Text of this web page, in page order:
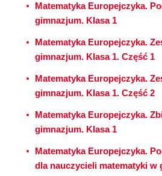
Matematyka Europejczyka.
gimnazjum. Klasa 1
Matematyka Europejczyka.
gimnazjum. Klasa 1. Część 1
Matematyka Europejczyka.
gimnazjum. Klasa 1. Część 2
Matematyka Europejczyka.
gimnazjum. Klasa 1
Matematyka Europejczyka.
dla nauczycieli matematyki w